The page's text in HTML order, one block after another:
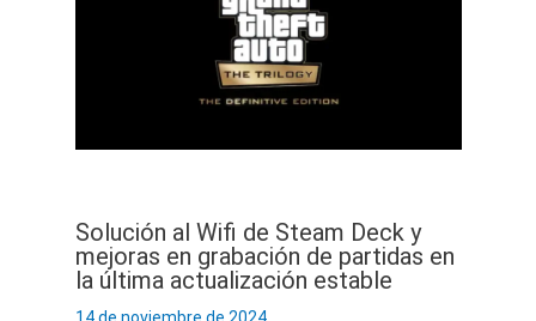
Solución al Wifi de Steam Deck y
mejoras en grabación de partidas en
la última actualización estable